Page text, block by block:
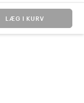
LÆG I KURV